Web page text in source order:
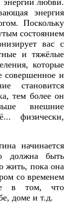
энергия
Поскольку
состоянием
вас с
и тяжёлые
которые
совершенное и
становится
тем более он
внешние
физически,
начинается
должна быть
жить, пока она
со временем
в том, что
доме и т.д.